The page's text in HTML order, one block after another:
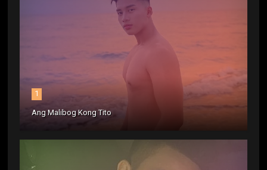
1
Ang Malibog Kong Tito